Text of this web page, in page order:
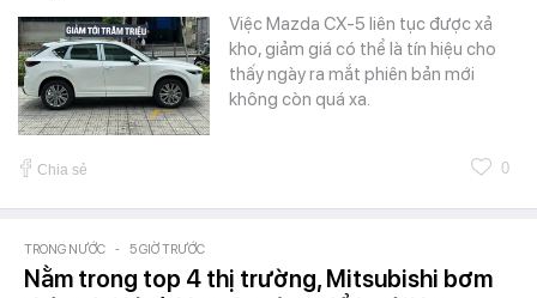
Việc Mazda CX-5 liên tục được xả
kho, giảm giá có thể là tín hiệu cho
thấy ngày ra mắt phiên bản mới
không còn quá xa.
Chia sẻ 0
TRONG NƯỚC - 5 GIỜ TRƯỚC
Nằm trong top 4 thị trường, Mitsubishi bơm